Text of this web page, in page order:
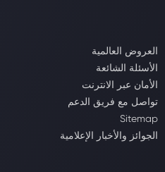
العروض العالمية
الأسئلة الشائعة
الأمان عبر الانترنت
تواصل مع فريق الدعم
Sitemap
الجوائز والأخبار الإعلامية